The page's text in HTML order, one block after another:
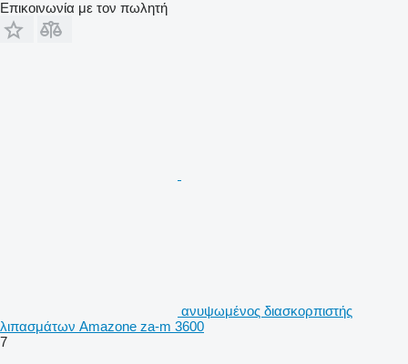
Επικοινωνία με τον πωλητή
ανυψωμένος διασκορπιστής
λιπασμάτων Amazone za-m 3600
7